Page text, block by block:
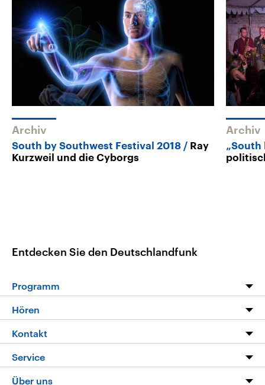
Archiv
South by Southwest Festival 2018
Ray
Kurzweil und die Cyborgs
Archiv
„South
Entdecken Sie den Deutschlandfunk
Programm
Programm
Die Nachrichten
Nachrichtenleicht
Neue Beiträge auf dlf.de
Hören
Livestream
Podcasts
Kontakt
Hörerservice
Service
FAQ
Über uns